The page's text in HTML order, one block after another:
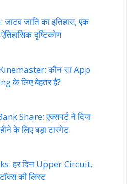
जाति का इतिहास, एक
दृष्टिकोण
कौन सा App
के लिए बेहतर है?
Share: एक्सपर्ट ने दिया
के लिए बड़ा टारगेट
हर दिन Upper Circuit,
की लिस्ट